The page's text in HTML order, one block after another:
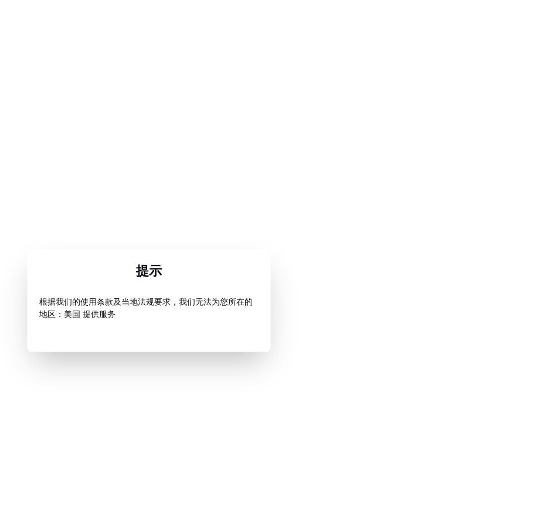
提示
根据我们的使用条款及当地法规要求，我们无法为您所在的
地区：美国 提供服务